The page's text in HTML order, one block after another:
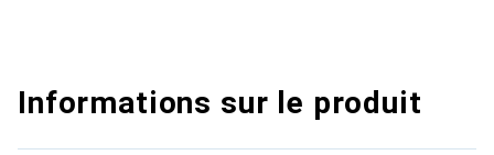
Informations sur le produit